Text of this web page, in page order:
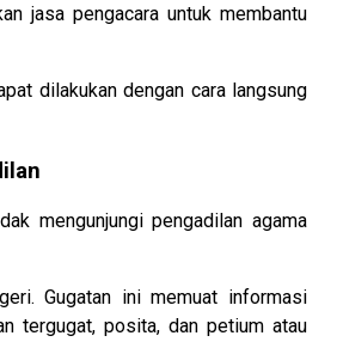
jasa pengacara untuk membantu
dilakukan dengan cara langsung
mengunjungi pengadilan agama
Gugatan ini memuat informasi
tergugat, posita, dan petium atau